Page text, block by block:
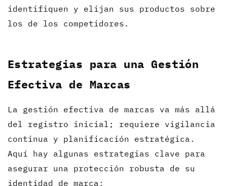
identifiquen y elijan sus productos sobre
los de los competidores.
Estrategias para una Gestión
Efectiva de Marcas
La gestión efectiva de marcas va más allá
del registro inicial; requiere vigilancia
continua y planificación estratégica.
Aquí hay algunas estrategias clave para
asegurar una protección robusta de su
identidad de marca: